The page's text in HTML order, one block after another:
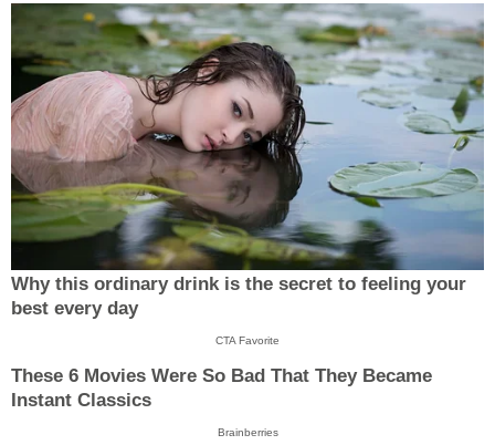
Why this ordinary drink is the secret to feeling your
best every day
CTA Favorite
These 6 Movies Were So Bad That They Became
Instant Classics
Brainberries